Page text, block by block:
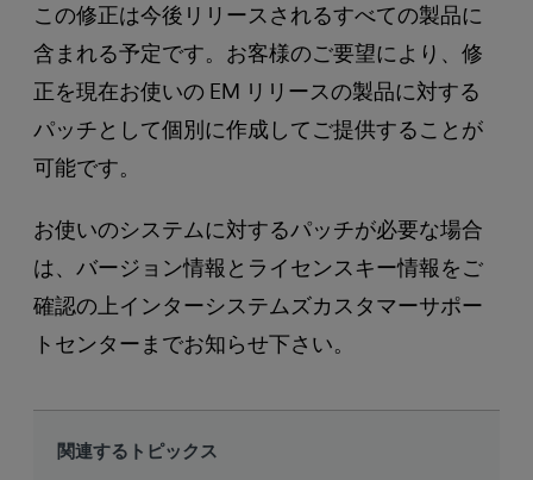
この修正は今後リリースされるすべての製品に
含まれる予定です。お客様のご要望により、修
正を現在お使いの EM リリースの製品に対する
パッチとして個別に作成してご提供することが
可能です。
お使いのシステムに対するパッチが必要な場合
は、バージョン情報とライセンスキー情報をご
確認の上インターシステムズカスタマーサポー
トセンターまでお知らせ下さい。
関連するトピックス